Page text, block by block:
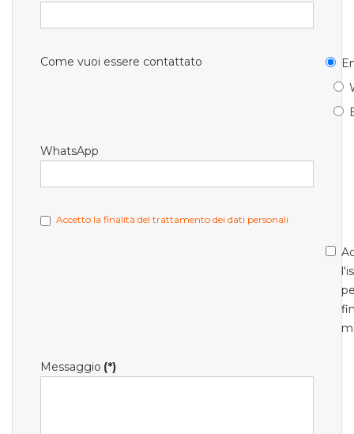
Come vuoi essere contattato
WhatsApp
Accetto la finalità del trattamento dei dati personali
Messaggio (*)